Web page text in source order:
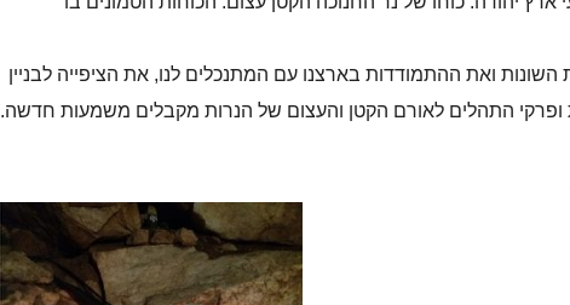
ואת ההתמודדות בארצנו עם המתנכלים לנו, את הציפייה לבניין
התהלים לאורם הקטן והעצום של הנרות מקבלים משמעות חדשה.